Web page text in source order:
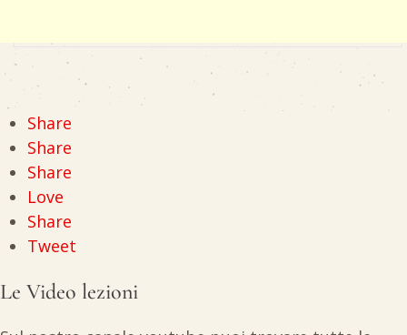
Share
Share
Share
Love
Share
Tweet
Le Video lezioni